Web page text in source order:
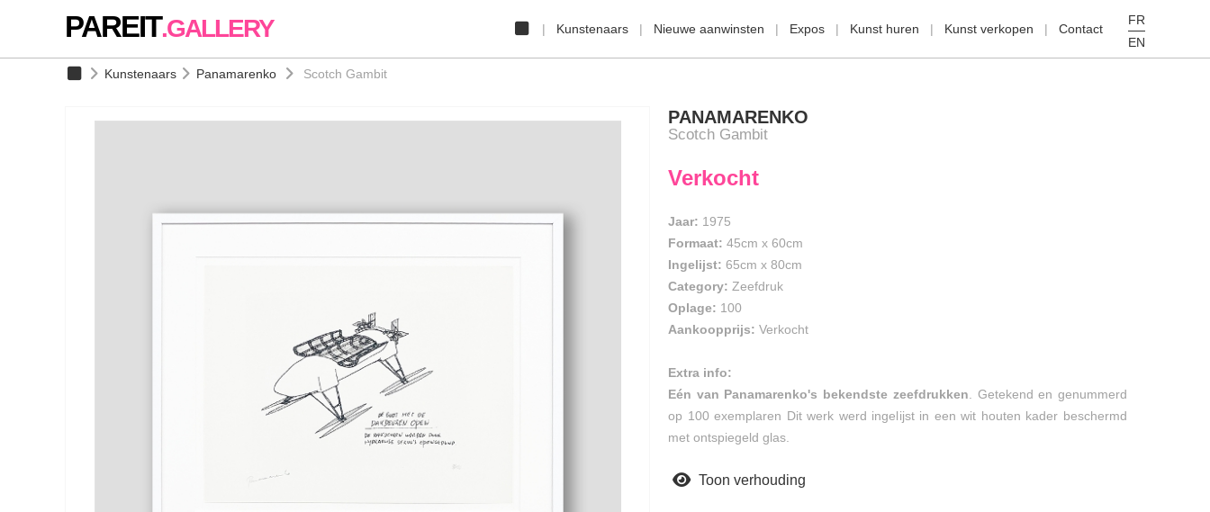
FR
EN
Kunstenaars Nieuwe aanwinsten Expos Kunst huren Kunst verkopen Contact
PAREIT.GALLERY
Kunstenaars Panamarenko Scotch Gambit
PANAMARENKO
Scotch Gambit
Verkocht
Jaar: 1975
Formaat: 45cm x 60cm
Ingelijst: 65cm x 80cm
Category: Zeefdruk
Oplage: 100
Aankoopprijs: Verkocht
Extra info:
Eén van Panamarenko's bekendste zeefdrukken . Getekend en genummerd
op 100 exemplaren Dit werk werd ingelijst in een wit houten kader beschermd
met ontspiegeld glas.
Toon verhouding